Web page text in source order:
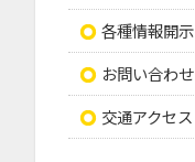
各種情報開示
お問い合わせ
交通アクセス